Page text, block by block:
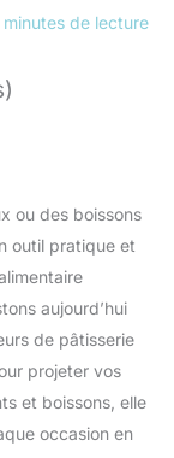
minutes de lecture
ou des boissons
outil pratique et
aujourd’hui
de pâtisserie
projeter vos
et boissons, elle
occasion en